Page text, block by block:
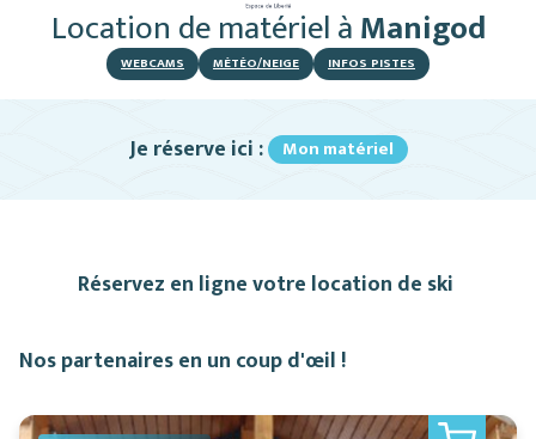
Location de matérielàManigod
WEBCAMS MÉTÉO/NEIGE INFOS PISTES
Restaurants
Services
Je réserve ici : Mon matériel
Réservez en ligne votre location de ski
Nos partenaires en un coup d'œil !